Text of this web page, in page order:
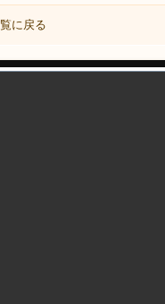
に戻る